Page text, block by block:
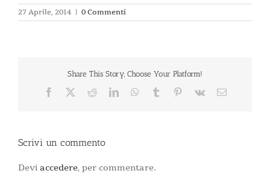
27 Aprile, 2014 | 0 Commenti
Share This Story, Choose Your Platform!
Facebook RedditLinkedInWhatsApp
Tumblr Pinterest
Vk Email
Scrivi un commento
Devi accedere, per commentare.